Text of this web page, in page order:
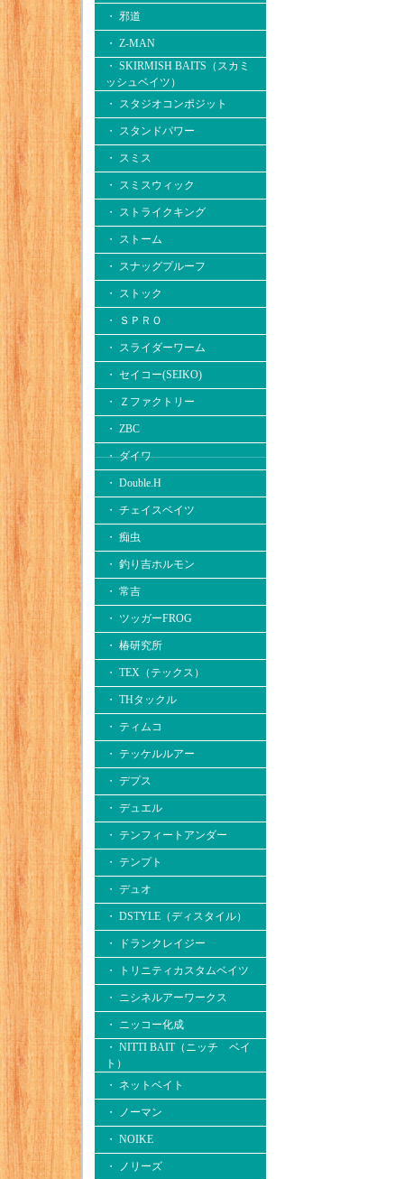
・ 邪道
・ Z-MAN
・ SKIRMISH BAITS（スカミ
ッシュベイツ）
・ スタジオコンポジット
・ スタンドパワー
・ スミス
・ スミスウィック
・ ストライクキング
・ ストーム
・ スナッグプルーフ
・ ストック
・ ＳＰＲＯ
・ スライダーワーム
・ セイコー(SEIKO)
・ Ｚファクトリー
・ ZBC
・ ダイワ
・ Double.H
・ チェイスベイツ
・ 痴虫
・ 釣り吉ホルモン
・ 常吉
・ ツッガーFROG
・ 椿研究所
・ TEX（テックス）
・ THタックル
・ ティムコ
・ テッケルルアー
・ デプス
・ デュエル
・ テンフィートアンダー
・ テンプト
・ デュオ
・ DSTYLE（ディスタイル）
・ ドランクレイジー
・ トリニティカスタムベイツ
・ ニシネルアーワークス
・ ニッコー化成
・ NITTI BAIT（ニッチ ベイ
ト）
・ ネットベイト
・ ノーマン
・ NOIKE
・ ノリーズ